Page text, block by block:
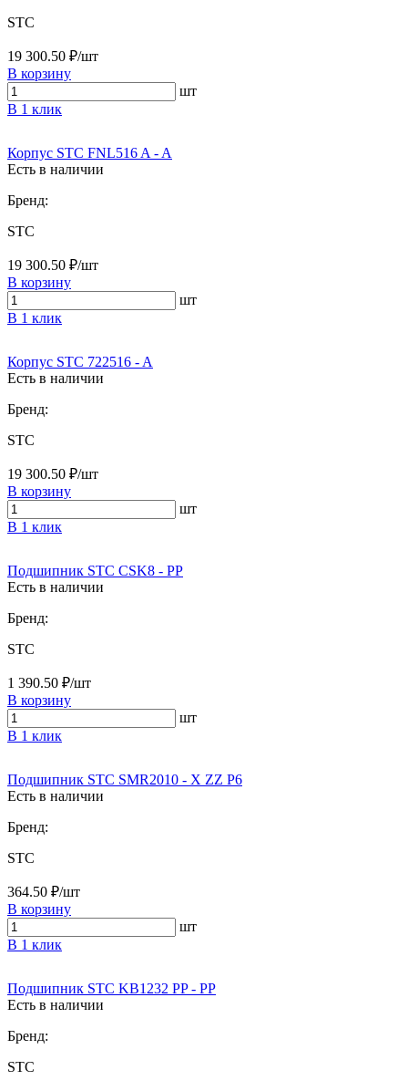
STC
19 300.50 ₽/шт
В корзину
шт
В 1 клик
Корпус STC FNL516 A - A
Есть в наличии
Бренд:
STC
19 300.50 ₽/шт
В корзину
шт
В 1 клик
Корпус STC 722516 - A
Есть в наличии
Бренд:
STC
19 300.50 ₽/шт
В корзину
шт
В 1 клик
Подшипник STC CSK8 - PP
Есть в наличии
Бренд:
STC
1 390.50 ₽/шт
В корзину
шт
В 1 клик
Подшипник STC SMR2010 - X ZZ P6
Есть в наличии
Бренд:
STC
364.50 ₽/шт
В корзину
шт
В 1 клик
Подшипник STC KB1232 PP - PP
Есть в наличии
Бренд:
STC